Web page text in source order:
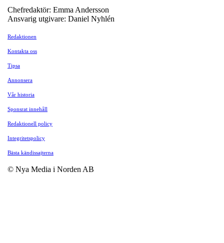
Chefredaktör: Emma Andersson
Ansvarig utgivare: Daniel Nyhlén
Redaktionen
Kontakta oss
Tipsa
Annonsera
Vår historia
Sponsrat innehåll
Redaktionell policy
Integritetspolicy
Bästa kändissajterna
© Nya Media i Norden AB